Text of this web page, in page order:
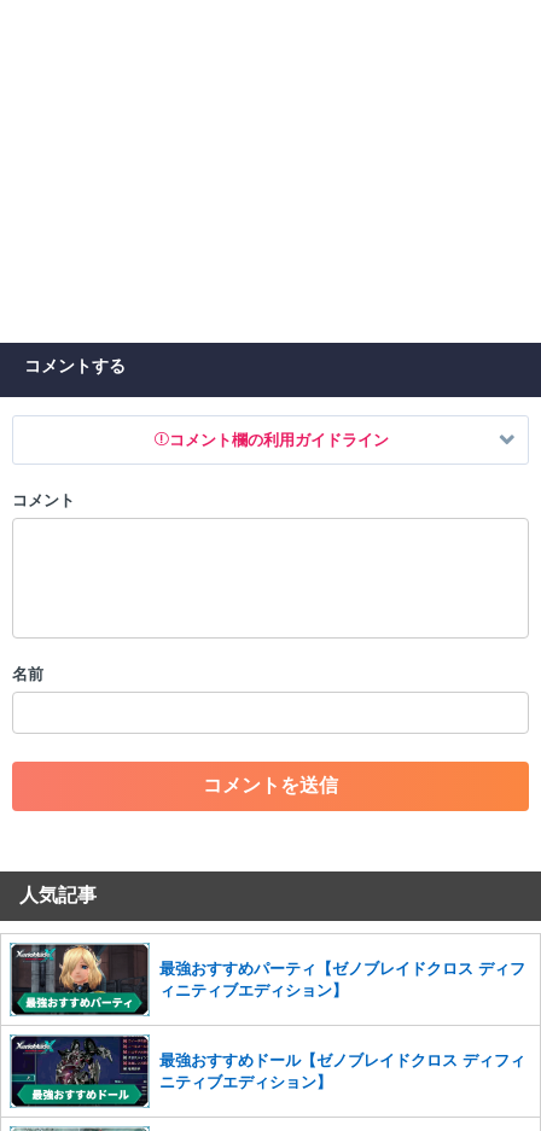
コメントする
コメント欄の利用ガイドライン
以下の書き込みを禁止とし、場合によってはコメント削除や書き込み制
・一度削除された投稿を再び投稿すること
・アカウントの売買など金銭が絡む内容の投稿
・各ゲームのネタバレを含む内容の投稿
・その他、管理者が不適切と判断した投稿
コメントの削除を申請する
せていただきます。ご了承ください。
※一度削除したコメントは復元ができませんのでご注意くだ
さい。
また、過度な利用規約の違反や、弊社に損害の及ぶ内容の書き込みがあ
った場合は、法的措置をとらせていただく場合もございますので、あら
かじめご理解くださいませ。
コメント
名前
人気記事
最強おすすめパーティ【ゼノブレイドクロス ディフ
ィニティブエディション】
最強おすすめドール【ゼノブレイドクロス ディフィ
ニティブエディション】